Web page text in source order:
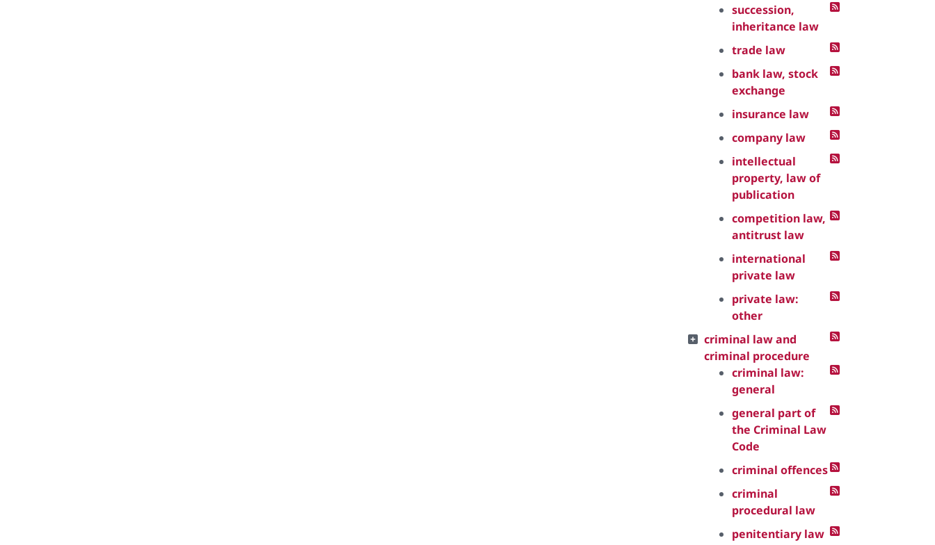
succession,
inheritance law
trade law
bank law, stock
exchange
insurance law
company law
intellectual
property, law of
publication
competition law,
antitrust law
international
private law
private law:
other
criminal law and
criminal procedure
criminal law:
general
general part of
the Criminal Law
Code
criminal offences
criminal
procedural law
penitentiary law